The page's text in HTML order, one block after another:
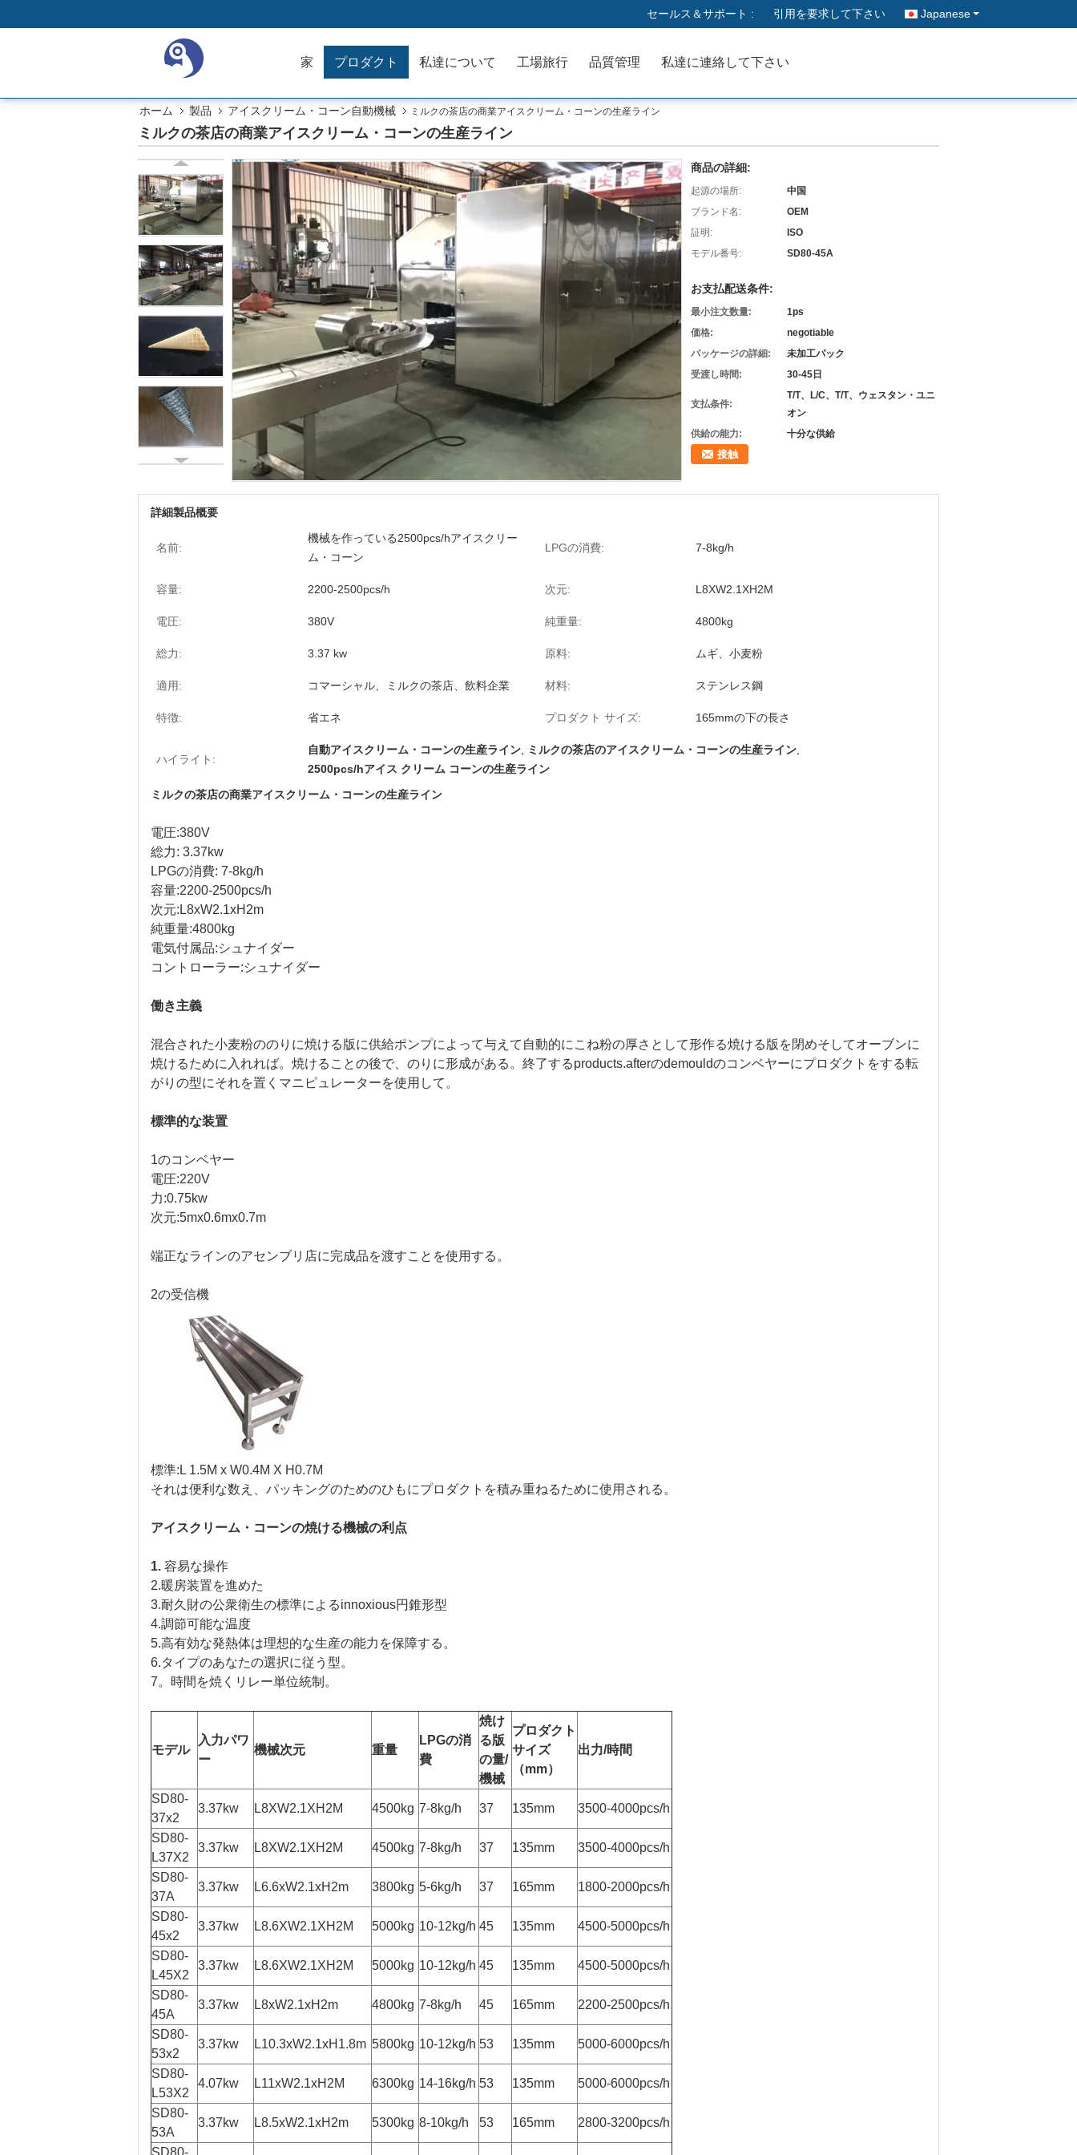
セールス＆サポート : 引用を要求して下さい Japanese
家 プロダクト 私達について 工場旅行 品質管理 私達に連絡して下さい
ホーム 製品 アイスクリーム・コーン自動機械 ミルクの茶店の商業アイスクリーム・コーンの生産ライン
ミルクの茶店の商業アイスクリーム・コーンの生産ライン
商品の詳細:
起源の場所:
中国
ブランド名:
OEM
証明:
ISO
モデル番号:
SD80-45A
お支払配送条件:
最小注文数量:
1ps
価格:
negotiable
パッケージの詳細:
未加工パック
受渡し時間:
30-45日
支払条件:
T/T、L/C、T/T、ウェスタン・ユニ
オン
供給の能力:
十分な供給
接触
詳細製品概要
名前:
機械を作っている2500pcs/hアイスクリー
ム・コーン
LPGの消費: 7-8kg/h
容量: 2200-2500pcs/h 次元: L8XW2.1XH2M
電圧: 380V 純重量: 4800kg
総力: 3.37 kw 原料: ムギ、小麦粉
適用: コマーシャル、ミルクの茶店、飲料企業 材料: ステンレス鋼
特徴: 省エネ プロダクト サイズ: 165mmの下の長さ
ハイライト:
自動アイスクリーム・コーンの生産ライン ミルクの茶店のアイスクリーム・コーンの生産ライン
2500pcs/hアイス クリーム コーンの生産ライン
ミルクの茶店の商業アイスクリーム・コーンの生産ライン
電圧:380V
総力: 3.37kw
LPGの消費: 7-8kg/h
容量:2200-2500pcs/h
次元:L8xW2.1xH2m
純重量:4800kg
電気付属品:シュナイダー
コントローラー:シュナイダー
働き主義
混合された小麦粉ののりに焼ける版に供給ポンプによって与えて自動的にこね粉の厚さとして形作る焼ける版を閉めそしてオーブンに
焼けるために入れれば。焼けることの後で、のりに形成がある。終了するproducts.afterのdemouldのコンベヤーにプロダクトをする転
がりの型にそれを置くマニピュレーターを使用して。
標準的な装置
1のコンベヤー
電圧:220V
力:0.75kw
次元:5mx0.6mx0.7m
端正なラインのアセンブリ店に完成品を渡すことを使用する。
2の受信機
標準:L 1.5M x W0.4M X H0.7M
それは便利な数え、パッキングのためのひもにプロダクトを積み重ねるために使用される。
アイスクリーム・コーンの焼ける機械の利点
1. 容易な操作
2.暖房装置を進めた
3.耐久財の公衆衛生の標準によるinnoxious円錐形型
4.調節可能な温度
5.高有効な発熱体は理想的な生産の能力を保障する。
6.タイプのあなたの選択に従う型。
7。時間を焼くリレー単位統制。
モデル
入力パワ
ー
機械次元 重量
LPGの消
費
焼け
る版
の量/
機械
プロダクト
サイズ
（mm）
出力/時間
SD80-
37x2
3.37kw L8XW2.1XH2M 4500kg 7-8kg/h 37 135mm 3500-4000pcs/h
SD80-
L37X2
3.37kw L8XW2.1XH2M 4500kg 7-8kg/h 37 135mm 3500-4000pcs/h
SD80-
37A
3.37kw L6.6xW2.1xH2m 3800kg 5-6kg/h 37 165mm 1800-2000pcs/h
SD80-
45x2
3.37kw L8.6XW2.1XH2M 5000kg 10-12kg/h 45 135mm 4500-5000pcs/h
SD80-
L45X2
3.37kw L8.6XW2.1XH2M 5000kg 10-12kg/h 45 135mm 4500-5000pcs/h
SD80-
45A
3.37kw L8xW2.1xH2m 4800kg 7-8kg/h 45 165mm 2200-2500pcs/h
SD80-
53x2
3.37kw L10.3xW2.1xH1.8m 5800kg 10-12kg/h 53 135mm 5000-6000pcs/h
SD80-
L53X2
4.07kw L11xW2.1xH2M 6300kg 14-16kg/h 53 135mm 5000-6000pcs/h
SD80-
53A
3.37kw L8.5xW2.1xH2m 5300kg 8-10kg/h 53 165mm 2800-3200pcs/h
SD80-